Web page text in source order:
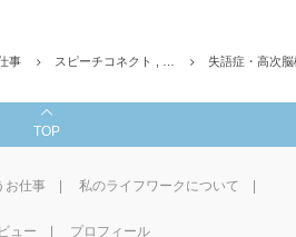
事 スピーチコネクト , … 失語症・高次
TOP
お仕事 私のライフワークについて
ュー プロフィール